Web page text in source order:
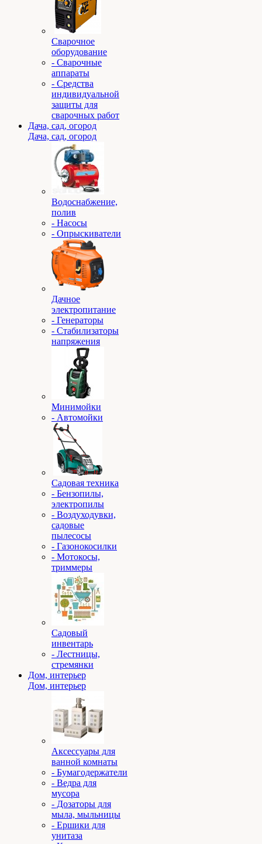
Сварочное
оборудование
- Сварочные
аппараты
- Средства
индивидуальной
защиты для
сварочных работ
Дача, сад, огород
Дача, сад, огород
Водоснабжение,
полив
- Насосы
- Опрыскиватели
Дачное
электропитание
- Генераторы
- Стабилизаторы
напряжения
Минимойки
- Автомойки
Садовая техника
- Бензопилы,
электропилы
- Воздуходувки,
садовые
пылесосы
- Газонокосилки
- Мотокосы,
триммеры
Садовый
инвентарь
- Лестницы,
стремянки
Дом, интерьер
Дом, интерьер
Аксессуары для
ванной комнаты
- Бумагодержатели
- Ведра для
мусора
- Дозаторы для
мыла, мыльницы
- Ершики для
унитаза